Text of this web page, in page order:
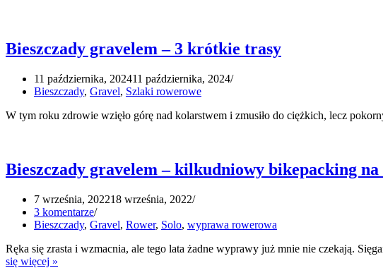
Bieszczady gravelem – 3 krótkie trasy
11 października, 202411 października, 2024
Bieszczady, Gravel, Szlaki rowerowe
W tym roku zdrowie wzięło górę nad kolarstwem i zmusiło do ciężkich, lecz
Bieszczady gravelem – kilkudniowy bikepacking
7 września, 202218 września, 2022
3 komentarze
Bieszczady, Gravel, Rower, Solo, wyprawa rowerowa
Ręka się zrasta i wzmacnia, ale tego lata żadne wyprawy już mnie nie czekają.
się więcej »